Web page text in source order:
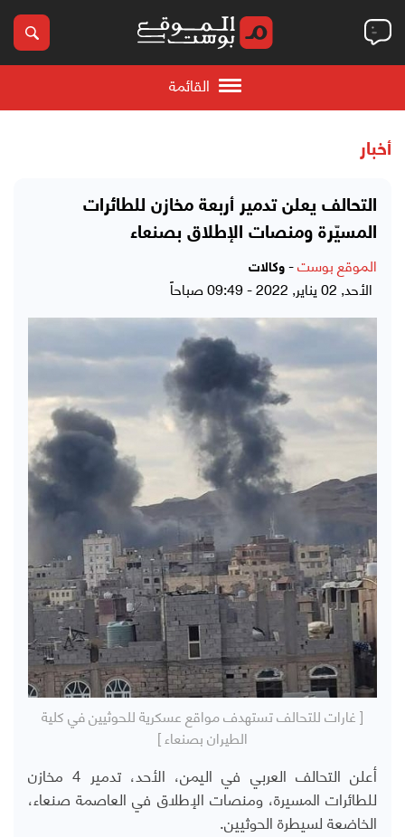
القائمة
أخبار
التحالف يعلن تدمير أربعة مخازن للطائرات
المسيّرة ومنصات الإطلاق بصنعاء
الموقع بوست- وكالات
الأحد, 02 يناير, 2022 - 09:49 صباحاً
[ غارات للتحالف تستهدف مواقع عسكرية للحوثيين في كلية
الطيران بصنعاء ]
أعلن التحالف العربي في اليمن، الأحد، تدمير 4 مخازن
للطائرات المسيرة، ومنصات الإطلاق في العاصمة صنعاء،
الخاضعة لسيطرة الحوثيين.